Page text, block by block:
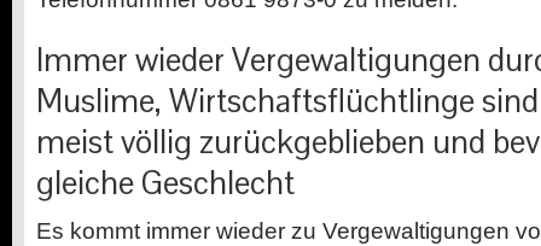
Immer wieder Vergewaltigungen
Muslime, Wirtschaftsflüchtlinge
meist völlig zurückgeblieben und
gleiche Geschlecht
Es kommt immer wieder zu Vergewaltigungen